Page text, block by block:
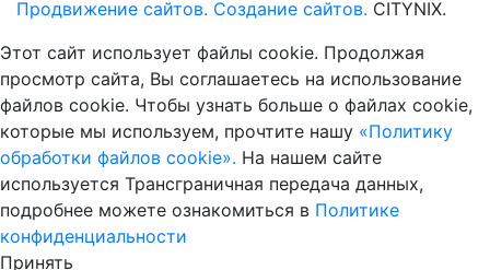
Продвижение сайтов. Создание сайтов. CITYNIX.
Этот сайт использует файлы cookie. Продолжая
просмотр сайта, Вы соглашаетесь на использование
файлов cookie. Чтобы узнать больше о файлах cookie,
которые мы используем, прочтите нашу «Политику
обработки файлов cookie». На нашем сайте
используется Трансграничная передача данных,
подробнее можете ознакомиться в Политике
конфиденциальности
Принять